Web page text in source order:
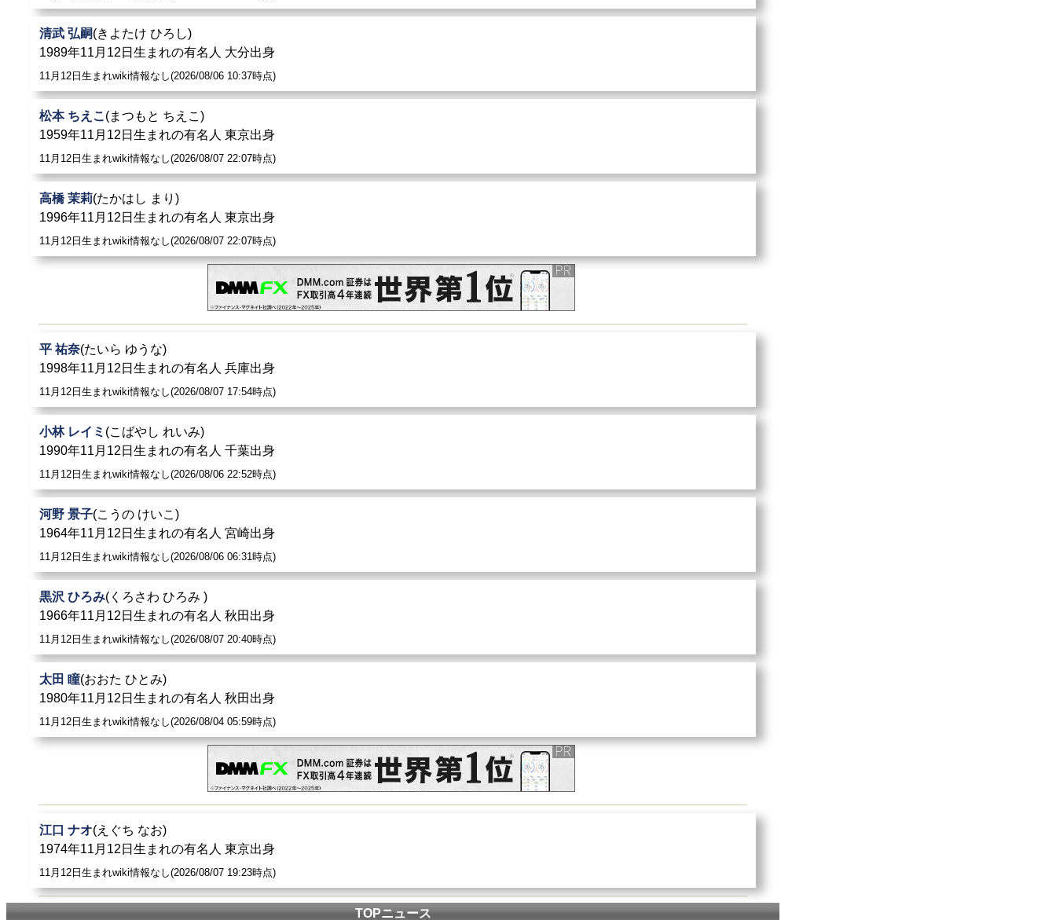
清武 弘嗣(きよたけ ひろし)
1989年11月12日生まれの有名人 大分出身
11月12日生まれwiki情報なし(2026/08/06 10:37時点)
松本 ちえこ (まつもと ちえこ)
1959年11月12日生まれの有名人 東京出身
11月12日生まれwiki情報なし(2026/08/07 22:07時点)
高橋 茉莉(たかはし まり)
1996年11月12日生まれの有名人 東京出身
11月12日生まれwiki情報なし(2026/08/07 22:07時点)
平 祐奈(たいら ゆうな)
1998年11月12日生まれの有名人 兵庫出身
11月12日生まれwiki情報なし(2026/08/07 17:54時点)
小林 レイミ (こばやし れいみ)
1990年11月12日生まれの有名人 千葉出身
11月12日生まれwiki情報なし(2026/08/06 22:52時点)
河野 景子(こうの けいこ)
1964年11月12日生まれの有名人 宮崎出身
11月12日生まれwiki情報なし(2026/08/06 06:31時点)
黒沢 ひろみ(くろさわ ひろみ )
1966年11月12日生まれの有名人 秋田出身
11月12日生まれwiki情報なし(2026/08/07 20:40時点)
太田 瞳(おおた ひとみ)
1980年11月12日生まれの有名人 秋田出身
11月12日生まれwiki情報なし(2026/08/04 05:59時点)
江口 ナオ(えぐち なお)
1974年11月12日生まれの有名人 東京出身
11月12日生まれwiki情報なし(2026/08/07 19:23時点)
TOPニュース